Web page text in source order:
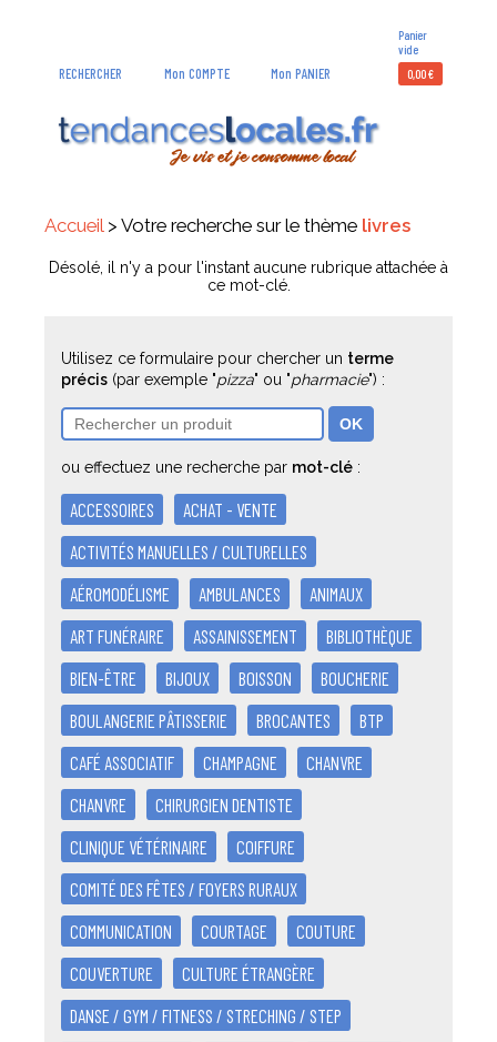
RECHERCHER Mon COMPTE Mon PANIER
Panier
vide
0,00€
Accueil> Votre recherche sur le thème livres
Désolé, il n'y a pour l'instant aucune rubrique attachée à
ce mot-clé.
Utilisez ce formulaire pour chercher un terme
précis (par exemple "pizza" ou "pharmacie") :
ou effectuez une recherche par mot-clé :
ACCESSOIRES
ACHAT - VENTE
ACTIVITÉS MANUELLES / CULTURELLES
AÉROMODÉLISME
AMBULANCES
ANIMAUX
ART FUNÉRAIRE
ASSAINISSEMENT
BIBLIOTHÈQUE
BIEN-ÊTRE
BIJOUX BOISSON
BOUCHERIE
BOULANGERIE PÂTISSERIE
BROCANTES
BTP
CAFÉ ASSOCIATIF
CHAMPAGNE
CHANVRE
CHANVRE
CHIRURGIEN DENTISTE
CLINIQUE VÉTÉRINAIRE
COIFFURE
COMITÉ DES FÊTES / FOYERS RURAUX
COMMUNICATION
COURTAGE
COUTURE
COUVERTURE
CULTURE ÉTRANGÈRE
DANSE / GYM / FITNESS / STRECHING / STEP